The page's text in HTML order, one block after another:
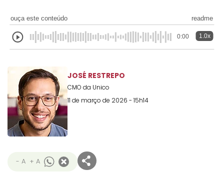
ouça este conteúdo readme
0:00 1.0x
JOSÉ RESTREPO
CMO da Unico
11 de março de 2026 - 15h14
- A + A